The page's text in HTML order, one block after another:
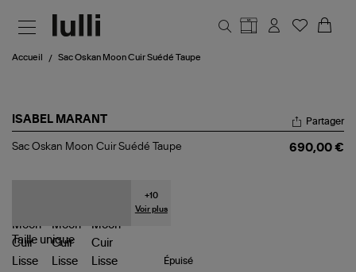
Accueil Sac Oskan Moon Cuir Suédé Taupe
ISABEL MARANT
Sac
Partager
Sac Oskan Moon Cuir Suédé Taupe 690,00 €
+10
Voir plus
Taille unique
Épuisé